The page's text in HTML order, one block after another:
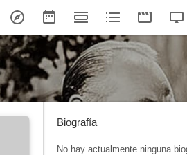
Biografía
No hay actualmente ninguna